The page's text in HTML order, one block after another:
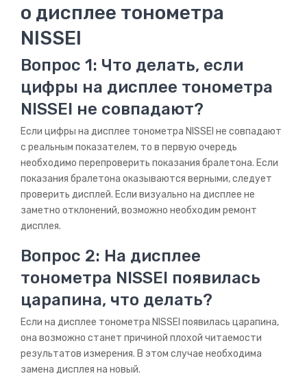
о дисплее тонометра
NISSEI
Вопрос 1: Что делать, если
цифры на дисплее тонометра
NISSEI не совпадают?
Если цифры на дисплее тонометра NISSEI не совпадают
с реальным показателем, то в первую очередь
необходимо перепроверить показания бралетона. Если
показания бралетона оказываются верными, следует
проверить дисплей. Если визуально на дисплее не
заметно отклонений, возможно необходим ремонт
дисплея.
Вопрос 2: На дисплее
тонометра NISSEI появилась
царапина, что делать?
Если на дисплее тонометра NISSEI появилась царапина,
она возможно станет причиной плохой читаемости
результатов измерения. В этом случае необходима
замена дисплея на новый.